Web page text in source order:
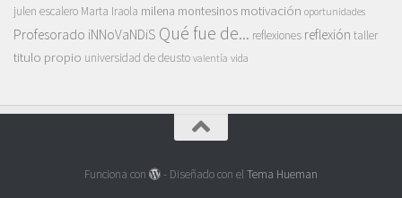
julen escalero Marta Iraola milena montesinos motivación oportunidades
Profesorado iNNoVaNDiS Qué fue de... reflexiones reflexión taller
titulo propio universidad de deusto valentía vida
Funciona con - Diseñado con elTema Hueman